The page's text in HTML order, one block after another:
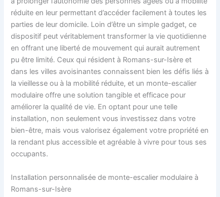
réduite en leur permettant d’accéder facilement à toutes les
parties de leur domicile. Loin d’être un simple gadget, ce
dispositif peut véritablement transformer la vie quotidienne
en offrant une liberté de mouvement qui aurait autrement
pu être limité. Ceux qui résident à Romans-sur-Isère et
dans les villes avoisinantes connaissent bien les défis liés à
la vieillesse ou à la mobilité réduite, et un monte-escalier
modulaire offre une solution tangible et efficace pour
améliorer la qualité de vie. En optant pour une telle
installation, non seulement vous investissez dans votre
bien-être, mais vous valorisez également votre propriété en
la rendant plus accessible et agréable à vivre pour tous ses
occupants.
Installation personnalisée de monte-escalier modulaire à
Romans-sur-Isère